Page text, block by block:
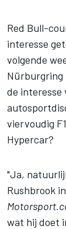
Red Bull-
interesse
volgende
Nürburgring
de interesse
viervoudig
Hypercar?
"Ja,
Rushbrook
wat hij doet